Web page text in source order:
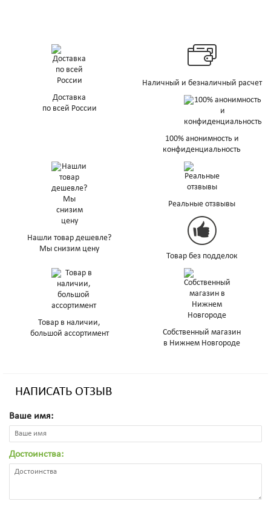
Доставка
по всей России
Наличный и безналичный расчет
100% анонимность и
конфиденциальность
Нашли товар дешевле?
Мы снизим цену
Реальные отзвывы
Товар без подделок
Товар в наличии,
большой ассортимент
Собственный магазин
в Нижнем Новгороде
НАПИСАТЬ ОТЗЫВ
Ваше имя:
Достоинства: